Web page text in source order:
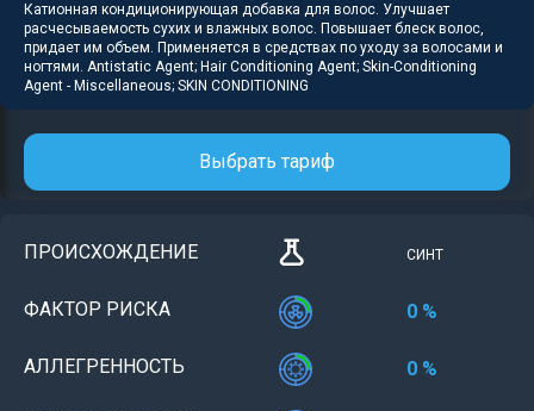
Катионная кондиционирующая добавка для волос. Улучшает
расчесываемость сухих и влажных волос. Повышает блеск волос,
придает им объем. Применяется в средствах по уходу за волосами и
ногтями. Antistatic Agent; Hair Conditioning Agent; Skin-Conditioning
Agent - Miscellaneous; SKIN CONDITIONING
Выбрать тариф
ПРОИСХОЖДЕНИЕ СИНТ
ФАКТОР РИСКА 0 %
АЛЛЕГРЕННОСТЬ 0 %